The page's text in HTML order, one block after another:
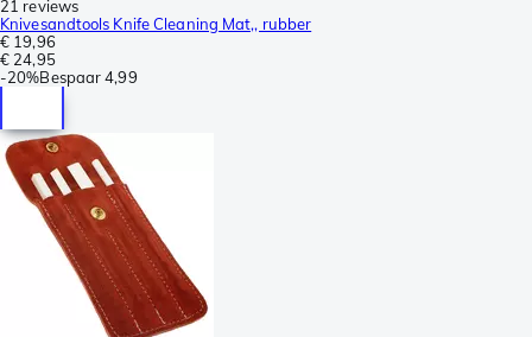
21 reviews
Knivesandtools Knife Cleaning Mat,, rubber
€ 19,96
€ 24,95
-20%Bespaar 4,99